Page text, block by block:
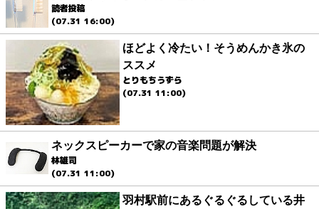
読者投稿
(07.31 16:00)
ほどよく冷たい！そうめんかき氷の
ススメ
とりもちうずら
(07.31 11:00)
ネックスピーカーで家の音楽問題が解決
林雄司
(07.31 11:00)
羽村駅前にあるぐるぐるしている井